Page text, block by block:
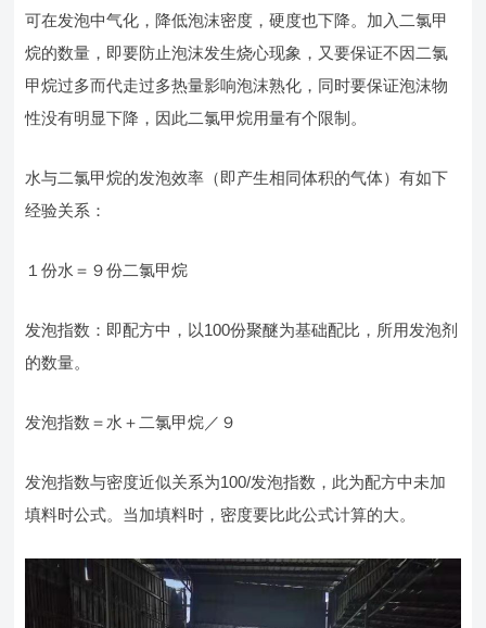
可在发泡中气化，降低泡沫密度，硬度也下降。加入二氯甲
烷的数量，即要防止泡沫发生烧心现象，又要保证不因二氯
甲烷过多而代走过多热量影响泡沫熟化，同时要保证泡沫物
性没有明显下降，因此二氯甲烷用量有个限制。
水与二氯甲烷的发泡效率（即产生相同体积的气体）有如下
经验关系：
１份水＝９份二氯甲烷
发泡指数：即配方中，以100份聚醚为基础配比，所用发泡剂
的数量。
发泡指数＝水＋二氯甲烷／９
发泡指数与密度近似关系为100/发泡指数，此为配方中未加
填料时公式。当加填料时，密度要比此公式计算的大。